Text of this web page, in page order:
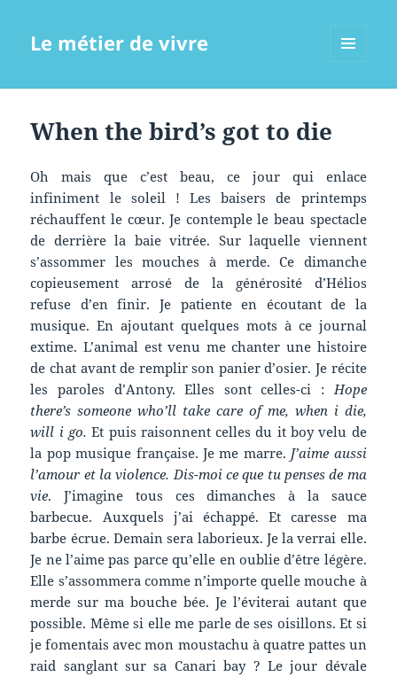
Le métier de vivre
When the bird’s got to die
Oh mais que c’est beau, ce jour qui enlace
infiniment le soleil ! Les baisers de printemps
réchauffent le cœur. Je contemple le beau spectacle
de derrière la baie vitrée. Sur laquelle viennent
s’assommer les mouches à merde. Ce dimanche
copieusement arrosé de la générosité d’Hélios
refuse d’en finir. Je patiente en écoutant de la
musique. En ajoutant quelques mots à ce journal
extime. L’animal est venu me chanter une histoire
de chat avant de remplir son panier d’osier. Je récite
les paroles d’Antony. Elles sont celles-ci :Hope
there’s someone who’ll take care of me, when i die,
will i go.Et puis raisonnent celles du it boy velu de
la pop musique française. Je me marre. J’aime aussi
l’amour et la violence. Dis-moi ce que tu penses de ma
vie. J’imagine tous ces dimanches à la sauce
barbecue. Auxquels j’ai échappé. Et caresse ma
barbe écrue. Demain sera laborieux. Je la verrai elle.
Je ne l’aime pas parce qu’elle en oublie d’être légère.
Elle s’assommera comme n’importe quelle mouche à
merde sur ma bouche bée. Je l’éviterai autant que
possible. Même si elle me parle de ses oisillons. Et si
je fomentais avec mon moustachu à quatre pattes un
raid sanglant sur sa Canari bay ? Le jour dévale